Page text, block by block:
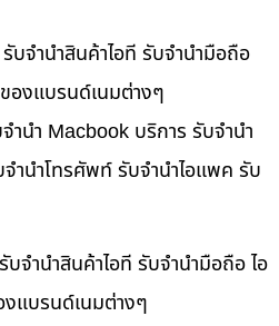
บจำนำสินค้าไอที รับจำนำมือถือ
องแบรนด์เนมต่างๆ
นำ Macbook บริการ รับจำนำ
ำนำโทรศัพท์ รับจำนำไอแพค รับ
จำนำสินค้าไอที รับจำนำมือถือ ไอ
แบรนด์เนมต่างๆ